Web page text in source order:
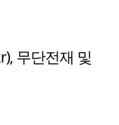
무단전재 및